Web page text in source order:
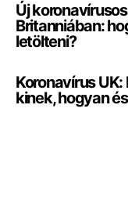
Új
Britanniában:
letölteni?
Koronavírus
kinek, hogyan